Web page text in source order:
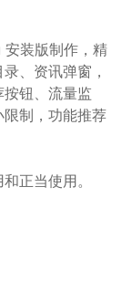
安装版制作，精
、资讯弹窗，
钮、流量监
制，功能推荐
正当使用。